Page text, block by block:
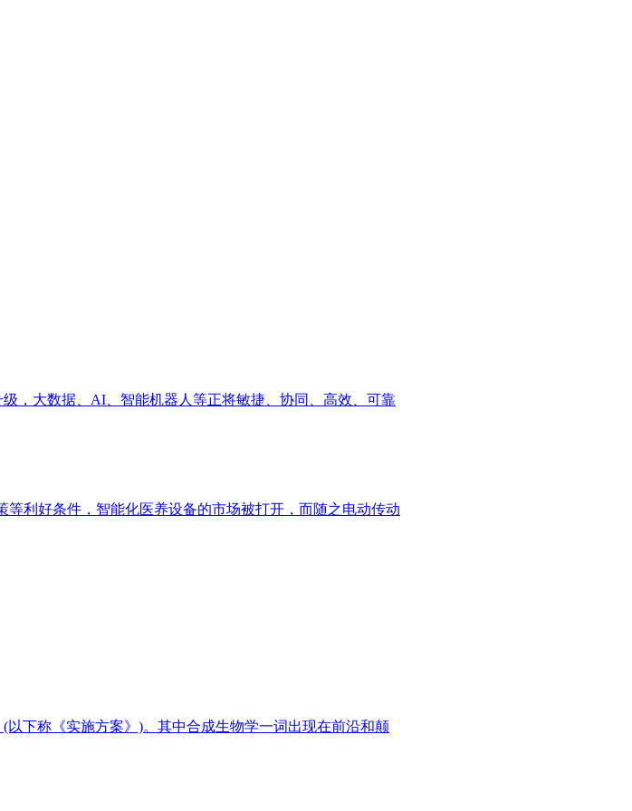
，大数据、AI、智能机器人等正将敏捷、协同、高效、可靠
利好条件，智能化医养设备的市场被打开，而随之电动传动
下称《实施方案》)。其中合成生物学一词出现在前沿和颠